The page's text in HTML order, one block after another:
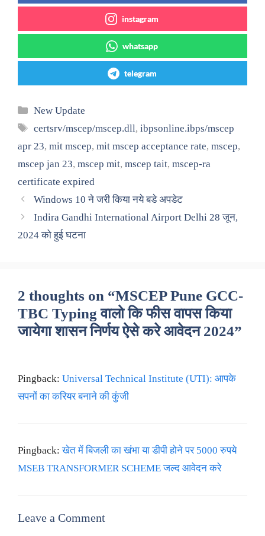
instagram
whatsapp
telegram
Categories
New Update
Tags
certsrv/mscep/mscep.dll,ibpsonline.ibps/mscep
apr 23, mit mscep, mit mscep acceptance rate, mscep,
mscep jan 23, mscep mit, mscep tait, mscep-ra
certificate expired
Windows 10 ने जरी किया नये बडे अपडेट
Indira Gandhi International Airport Delhi 28 जून,
2024 को हुई घटना
2 thoughts on “MSCEP Pune GCC-
TBC Typing वालो कि फीस वापस किया
जायेगा शासन निर्णय ऐसे करे आवेदन 2024”
Pingback: Universal Technical Institute (UTI): आपके
सपनों का करियर बनाने की कुंजी
Pingback:खेत में बिजली का खंभा या डीपी होने पर 5000 रुपये
MSEB TRANSFORMER SCHEME जल्द आवेदन करे
Leave a Comment